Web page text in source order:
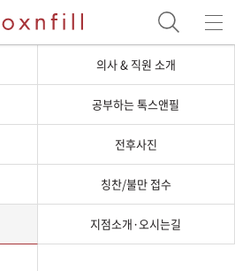
의사 & 직원 소개
공부하는 톡스앤필
전후사진
칭찬/불만 접수
지점소개·오시는길